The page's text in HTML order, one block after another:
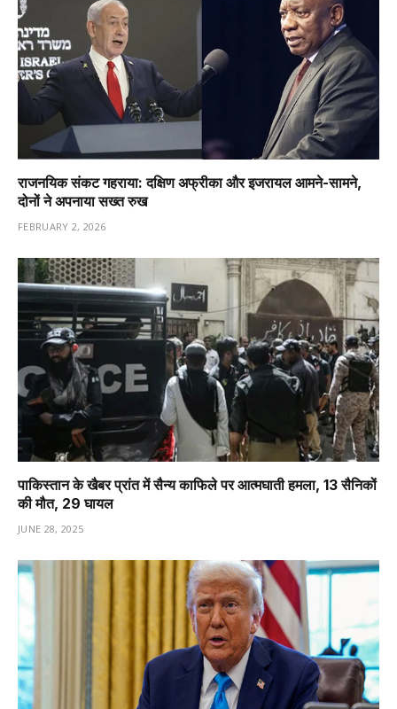
राजनयिक संकट गहराया: दक्षिण अफ्रीका और इजरायल आमने-सामने,
दोनों ने अपनाया सख्त रुख
FEBRUARY 2, 2026
पाकिस्तान के खैबर प्रांत में सैन्य काफिले पर आत्मघाती हमला, 13 सैनिकों
की मौत, 29 घायल
JUNE 28, 2025